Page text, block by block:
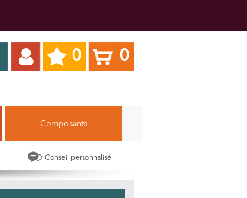
0 0
Composants
Conseil personnalisé